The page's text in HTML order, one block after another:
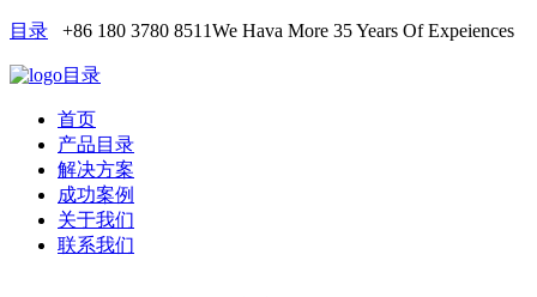
目录 +86 180 3780 8511We Hava More 35 Years Of Expeiences
目录
首页
产品目录
解决方案
成功案例
关于我们
联系我们